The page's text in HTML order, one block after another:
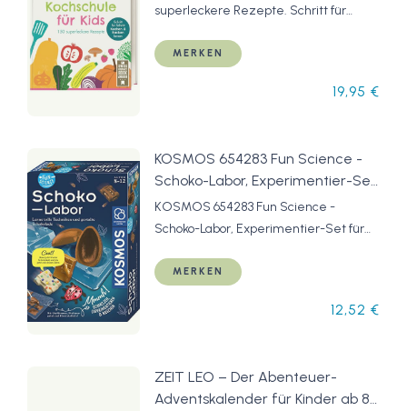
für Kinder ab 7 Jahren
superleckere Rezepte. Schritt für
Kinder ab 7 Jahren
MERKEN
19,95 €
KOSMOS 654283 Fun Science -
Schoko-Labor, Experimentier-Set
für Kinder ab 8-12 Jahre,
Schokolade selber Formen,
selber Machen
KOSMOS 654283 Fun Science -
Schoko-Labor, Experimentier-Set für
selber Formen, Süßigkeiten und
MERKEN
12,52 €
ZEIT LEO – Der Abenteuer-
Adventskalender für Kinder ab 8